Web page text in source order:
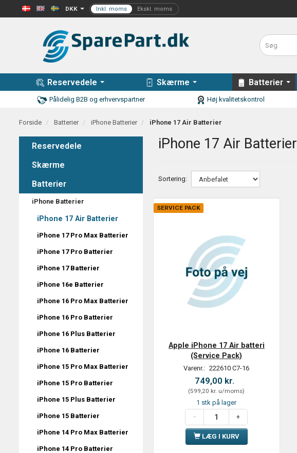
DKK
Reservedele Skærme Batterier
Pålidelig B2B og erhvervspartner Høj kvalitetskontrol
Forside Batterier iPhone Batterier iPhone 17 Air Batterier
Reservedele
Skærme
Batterier
iPhone Batterier
iPhone 17 Air Batterier
iPhone 17 Pro Max Batterier
iPhone 17 Pro Batterier
iPhone 17 Batterier
iPhone 16e Batterier
iPhone 16 Pro Max Batterier
iPhone 16 Pro Batterier
iPhone 16 Plus Batterier
iPhone 16 Batterier
iPhone 15 Pro Max Batterier
iPhone 15 Pro Batterier
iPhone 15 Plus Batterier
iPhone 15 Batterier
iPhone 14 Pro Max Batterier
iPhone 14 Pro Batterier
iPhone 17 Air Batterier
Sortering:
SERVICE PACK
Apple iPhone 17 Air batteri
(Service Pack)
Varenr.: 222610 C7-16
749,00 kr.
(599,20 kr. u/moms)
1 stk på lager
LÆG I KURV